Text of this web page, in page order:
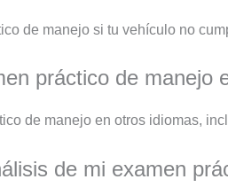
de manejo si tu vehículo no
práctico de manejo
de manejo en otros idiomas,
de mi examen